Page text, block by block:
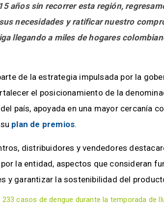
años sin recorrer esta región,
necesidades y ratificar nuestro
llegando a miles de hogares
de la estrategia impulsada por la
el posicionamiento de la
país, apoyada en una mayor cercanía
plan de premios.
distribuidores y vendedores
la entidad, aspectos que consideran
y garantizar la sostenibilidad del
casos de dengue durante la temporada de